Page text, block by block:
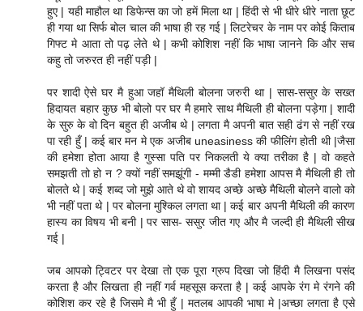
हुए | यही माहौल था डिफेन्स का जो हमें मिला था | हिंदी से भी धीरे धीरे नाता छूट
ही गया था सिर्फ बोल चाल की भाषा ही रह गई | लिटरेचर के नाम पर कोई किताब
गिफ्ट मे आता तो पढ़ लेते थे | कभी कोशिश नहीं कि भाषा जानने कि और सच
कहु तो जरुरत ही नहीं पड़ी |
पर शादी ऐसे घर मै हुआ जहॉ मैथिली बोलना जरुरी था | सास-ससुर के सख्त
हिदायत बहार कुछ भी बोलो पर घर मै हमारे साथ मैथिली ही बोलना पड़ेगा | शादी
के सुरु के वो दिन बहुत ही अजीब थे | लगता मै अपनी बात सही ढंग से नहीं रख
पा रही हुँ | कई बार मन मे एक अजीब uneasiness की फीलिंग होती थी |जैसा
की हमेशा होता आया है गुस्सा पति पर निकलती ये क्या तरीका है | वो कहते
समझती तो हो न ? क्यों नहीं समझूंगी - मम्मी डैडी हमेशा आपस मै मैथिली ही तो
बोलते थे | कई शब्द जो मुझे आते थे वो शायद अच्छे अच्छे मैथिली बोलने वालो को
भी नहीं पता थे | पर बोलना मुश्किल लगता था | कई बार अपनी मैथिली की कारण
हास्य का विषय भी बनी | पर सास- ससुर जीत गए और मै जल्दी ही मैथिली सीख
गई |
जब आपको ट्विटर पर देखा तो एक पूरा ग्रुप दिखा जो हिंदी मै लिखना पसंद
करता है और लिखता ही नहीं गर्व महसूस करता है | कई आपके रंग मे रंगने की
कोशिश कर रहे है जिसमे मै भी हुँ | मतलब आपकी भाषा मे |अच्छा लगता है एसे